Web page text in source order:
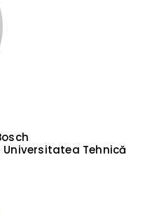
Tehnică